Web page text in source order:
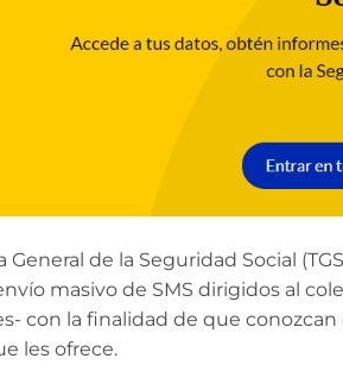
General de la Seguridad Social
masivo de SMS dirigidos al
con la finalidad de que
les ofrece.